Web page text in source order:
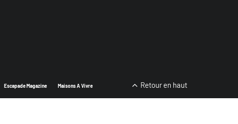
Escapade Magazine Maisons A Vivre Retour en haut